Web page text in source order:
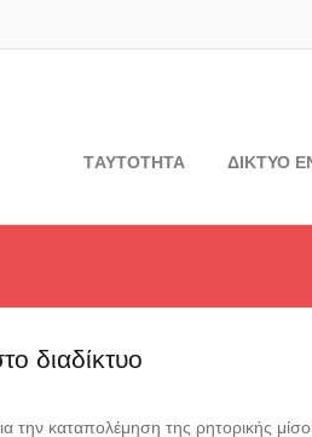
TΑΥΤΟΤΗΤΑ ΔΙΚΤΥΟ
διαδίκτυο
την καταπολέμηση της ρητορικής